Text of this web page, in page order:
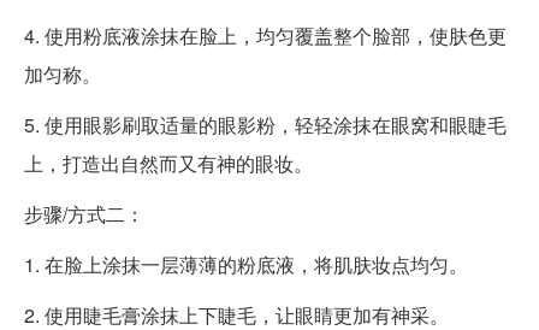
4. 使用粉底液涂抹在脸上，均匀覆盖整个脸部，使肤色更
加匀称。
5. 使用眼影刷取适量的眼影粉，轻轻涂抹在眼窝和眼睫毛
上，打造出自然而又有神的眼妆。
步骤/方式二：
1. 在脸上涂抹一层薄薄的粉底液，将肌肤妆点均匀。
2. 使用睫毛膏涂抹上下睫毛，让眼睛更加有神采。